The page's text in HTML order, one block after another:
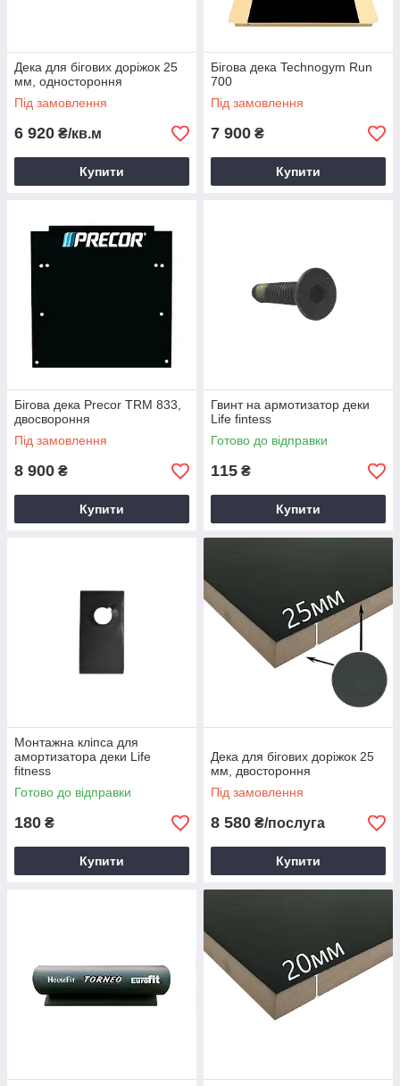
Дека для бігових доріжок 25
мм, одностороння
Під замовлення
6 920 ₴/кв.м
Купити
Бігова дека Technogym Run
700
Під замовлення
7 900 ₴
Купити
Бігова дека Precor TRM 833,
двосвороння
Під замовлення
8 900 ₴
Купити
Гвинт на армотизатор деки
Life fintess
Готово до відправки
115 ₴
Купити
Монтажна кліпса для
амортизатора деки Life
fitness
Готово до відправки
180 ₴
Купити
Дека для бігових доріжок 25
мм, двостороння
Під замовлення
8 580 ₴/послуга
Купити